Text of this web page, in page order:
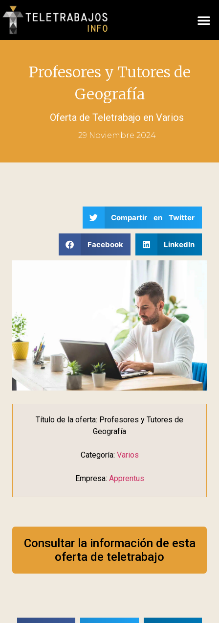
Profesores y Tutores de
Geografía
Oferta de Teletrabajo en Varios
29 Noviembre 2024
Compartir en Twitter
Facebook LinkedIn
Título de la oferta: Profesores y Tutores de
Geografía
Categoría: Varios
Empresa: Apprentus
Consultar la información de esta
oferta de teletrabajo